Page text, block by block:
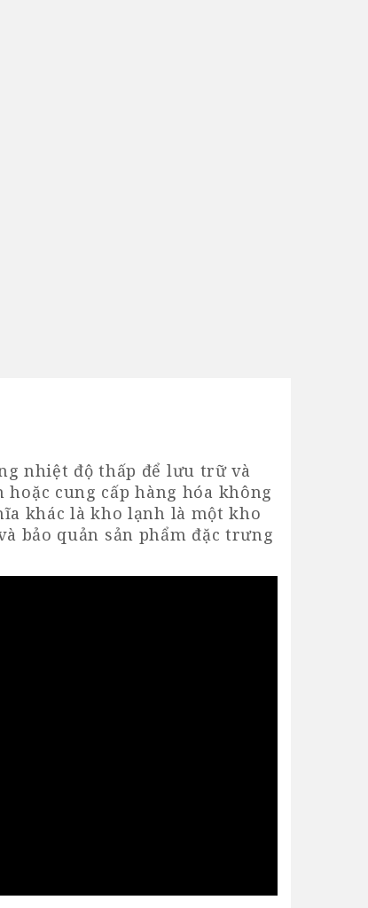
nhiệt độ thấp để lưu trữ và
cung cấp hàng hóa không
khác là kho lạnh là một kho
bảo quản sản phẩm đặc trưng